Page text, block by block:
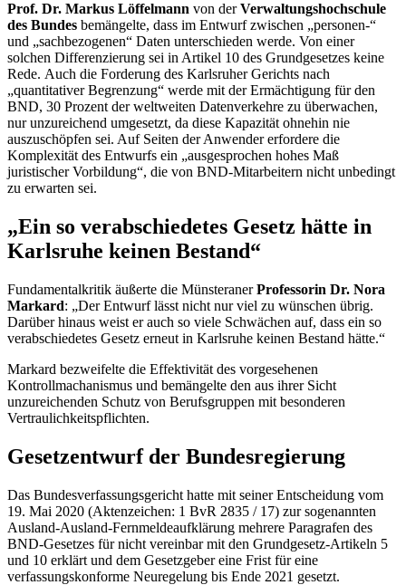
Prof. Dr. Markus Löffelmann von derVerwaltungshochschule
des Bundes bemängelte, dass im Entwurf zwischen „personen-“
und „sachbezogenen“ Daten unterschieden werde. Von einer
solchen Differenzierung sei in Artikel 10 des Grundgesetzes keine
Rede. Auch die Forderung des Karlsruher Gerichts nach
„quantitativer Begrenzung“ werde mit der Ermächtigung für den
BND, 30 Prozent der weltweiten Datenverkehre zu überwachen,
nur unzureichend umgesetzt, da diese Kapazität ohnehin nie
auszuschöpfen sei. Auf Seiten der Anwender erfordere die
Komplexität des Entwurfs ein „ausgesprochen hohes Maß
juristischer Vorbildung“, die von BND-Mitarbeitern nicht unbedingt
zu erwarten sei.
„Ein so verabschiedetes Gesetz hätte in
Karlsruhe keinen Bestand“
Fundamentalkritik äußerte die MünsteranerProfessorin Dr. Nora
Markard: „Der Entwurf lässt nicht nur viel zu wünschen übrig.
Darüber hinaus weist er auch so viele Schwächen auf, dass ein so
verabschiedetes Gesetz erneut in Karlsruhe keinen Bestand hätte.“
Markard bezweifelte die Effektivität des vorgesehenen
Kontrollmachanismus und bemängelte den aus ihrer Sicht
unzureichenden Schutz von Berufsgruppen mit besonderen
Vertraulichkeitspflichten.
Gesetzentwurf der Bundesregierung
Das Bundesverfassungsgericht hatte mit seiner Entscheidung vom
19. Mai 2020 (Aktenzeichen: 1 BvR 2835 / 17) zur sogenannten
Ausland-Ausland-Fernmeldeaufklärung mehrere Paragrafen des
BND-Gesetzes für nicht vereinbar mit den Grundgesetz-Artikeln 5
und 10 erklärt und dem Gesetzgeber eine Frist für eine
verfassungskonforme Neuregelung bis Ende 2021 gesetzt.